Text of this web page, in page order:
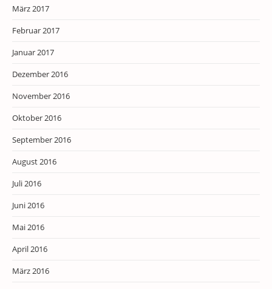
März 2017
Februar 2017
Januar 2017
Dezember 2016
November 2016
Oktober 2016
September 2016
August 2016
Juli 2016
Juni 2016
Mai 2016
April 2016
März 2016